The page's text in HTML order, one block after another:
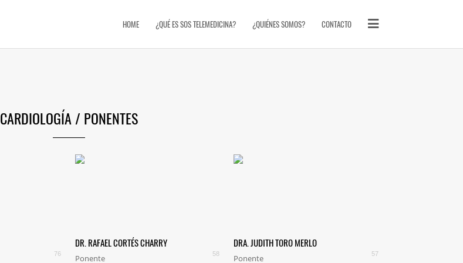
HOME ¿QUÉ ES SOS TELEMEDICINA? ¿QUIÉNES SOMOS? CONTACTO
CARDIOLOGÍA / PONENTES
76
DR. RAFAEL CORTÉS CHARRY
Ponente 58
DRA. JUDITH TORO MERLO
Ponente 57